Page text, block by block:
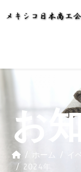
お
ホーム イ
2024年